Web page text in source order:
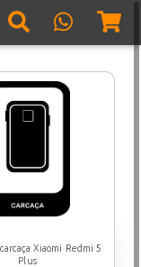
Xiaomi Redmi 5
Plus